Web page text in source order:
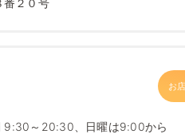
番２０号
お
9:30～20:30、日曜は9:00から